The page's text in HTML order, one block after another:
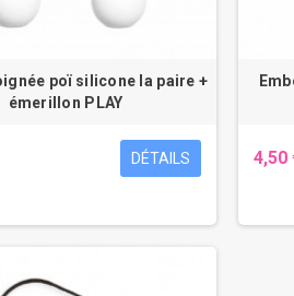
poï silicone la paire +
émerillon PLAY
DÉTAILS 4,50